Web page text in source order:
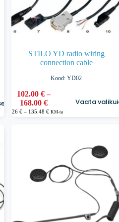
STILO YD radio wiring
connection cable
Kood: YD02
102.00€ –
168.00€Hinnavahemik:
102.00 €
82.26€ – 135.48€Hinnavahemik:
82.26 €
KM-ta
Vaata
Sellel
tootel